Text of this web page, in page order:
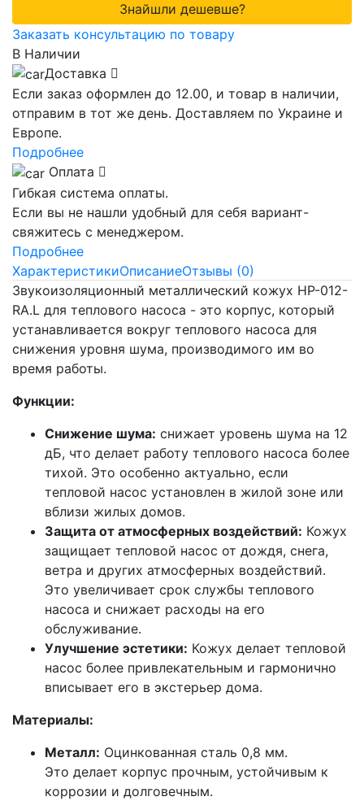
Знайшли дешевше?
Заказать консультацию по товару
В Наличии
Доставка
Если заказ оформлен до 12.00, и товар в наличии,
отправим в тот же день. Доставляем по Украине и
Европе.
Подробнее
Оплата
Гибкая система оплаты.
Если вы не нашли удобный для себя вариант-
свяжитесь с менеджером.
Подробнее
ХарактеристикиОписаниеОтзывы (0)
Звукоизоляционный металлический кожух HP-012-
RA.L для теплового насоса - это корпус, который
устанавливается вокруг теплового насоса для
снижения уровня шума, производимого им во
время работы.
Функции:
Снижение шума: снижает уровень шума на 12
дБ, что делает работу теплового насоса более
тихой. Это особенно актуально, если
тепловой насос установлен в жилой зоне или
вблизи жилых домов.
Защита от атмосферных воздействий: Кожух
защищает тепловой насос от дождя, снега,
ветра и других атмосферных воздействий.
Это увеличивает срок службы теплового
насоса и снижает расходы на его
обслуживание.
Улучшение эстетики: Кожух делает тепловой
насос более привлекательным и гармонично
вписывает его в экстерьер дома.
Материалы:
Металл: Оцинкованная сталь 0,8 мм.
Это делает корпус прочным, устойчивым к
коррозии и долговечным.